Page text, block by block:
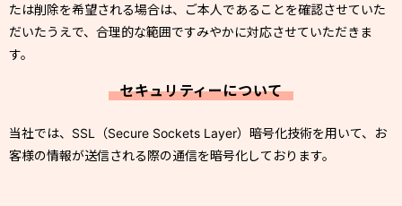
たは削除を希望される場合は、ご本人であることを確認させていた
だいたうえで、合理的な範囲ですみやかに対応させていただきま
す。
セキュリティーについて
当社では、SSL（Secure Sockets Layer）暗号化技術を用いて、お
客様の情報が送信される際の通信を暗号化しております。